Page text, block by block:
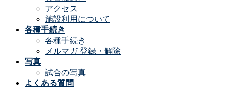
アクセス
施設利用について
各種手続き
各種手続き
メルマガ 登録・解除
写真
試合の写真
よくある質問